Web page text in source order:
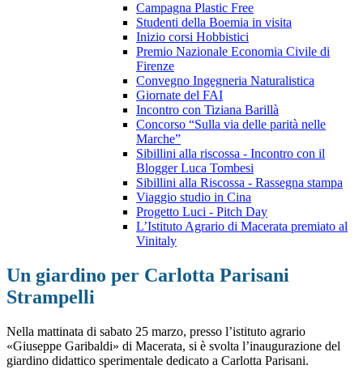
Campagna Plastic Free
Studenti della Boemia in visita
Inizio corsi Hobbistici
Premio Nazionale Economia Civile di
Firenze
Convegno Ingegneria Naturalistica
Giornate del FAI
Incontro con Tiziana Barillà
Concorso “Sulla via delle parità nelle
Marche”
Sibillini alla riscossa - Incontro con il
Blogger Luca Tombesi
Sibillini alla Riscossa - Rassegna stampa
Viaggio studio in Cina
Progetto Luci - Pitch Day
L’Istituto Agrario di Macerata premiato al
Vinitaly
Un giardino per Carlotta Parisani
Strampelli
Nella mattinata di sabato 25 marzo, presso l’istituto agrario
«Giuseppe Garibaldi» di Macerata, si è svolta l’inaugurazione del
giardino didattico sperimentale dedicato a Carlotta Parisani.